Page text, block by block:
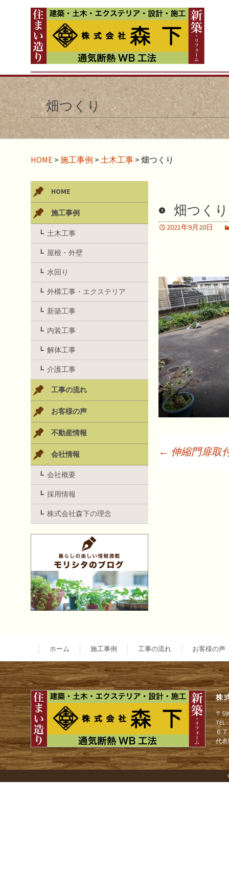
畑つくり
HOME > 施工事例 > 土木工事 > 畑つくり
畑つくり
2021年9月20日
ー
シ
ョ
ン
← 伸縮門扉取
HOME
施工事例
土木工事
屋根・外壁
水回り
外構工事・エクステリア
新築工事
内装工事
解体工事
介護工事
工事の流れ
お客様の声
不動産情報
会社情報
会社概要
採用情報
株式会社森下の理念
ホーム 施工事例 工事の流れ お客様の声
株
〒
TEL
６
代